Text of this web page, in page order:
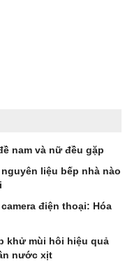
nam và nữ đều gặp
liệu bếp nhà nào
điện thoại: Hóa
khử mùi hôi hiệu quả
nước xịt